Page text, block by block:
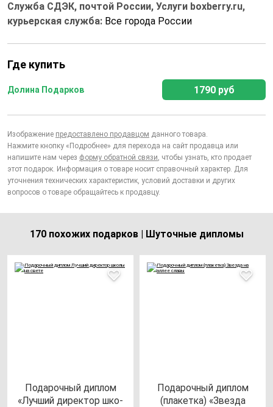
Служба СДЭК, почтой России, Услуги boxberry.ru,
курьерская служба: Все города России
Где купить
Долина Подарков 1790 руб
Изображение предоставлено продавцом данного товара.
Нажмите кнопку «Подробнее» для перехода на сайт продавца или
напишите нам через форму обратной связи, чтобы узнать, кто продает
этот подарок. Информация о товаре носит справочный характер. Для
уточнения технических характеристик, условий доставки и других
вопросов о товаре обращайтесь к продавцу.
170 похожих подарков | Шуточные дипломы
Пода­роч­ный дип­лом
«Луч­ший ди­рек­тор шко­
Пода­роч­ный дип­лом
(пла­кет­ка) «Звез­да